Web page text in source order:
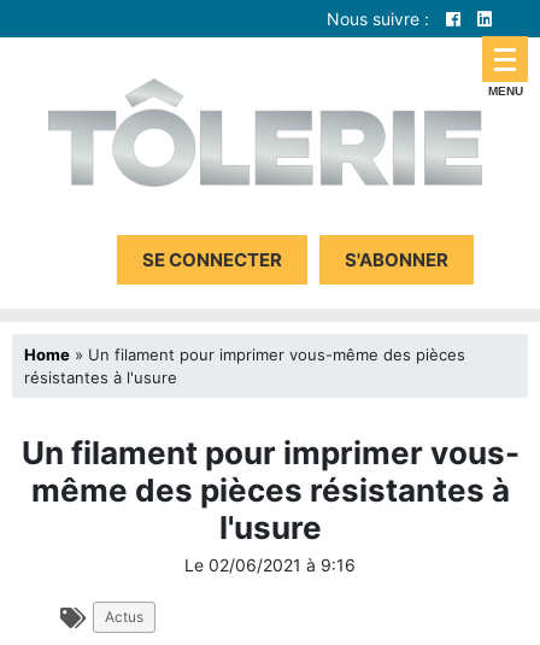
Nous suivre :
SE CONNECTER S'ABONNER
Home » Un filament pour imprimer vous-même des pièces
résistantes à l'usure
Un filament pour imprimer vous-
même des pièces résistantes à
l'usure
Le 02/06/2021 à 9:16
Actus